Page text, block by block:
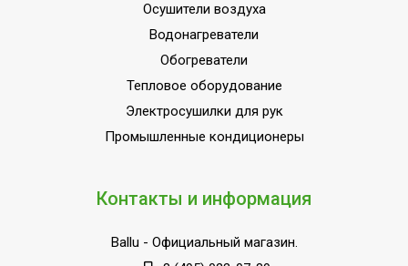
Осушители воздуха
Водонагреватели
Обогреватели
Тепловое оборудование
Электросушилки для рук
Промышленные кондиционеры
Контакты и информация
Ballu - Официальный магазин.